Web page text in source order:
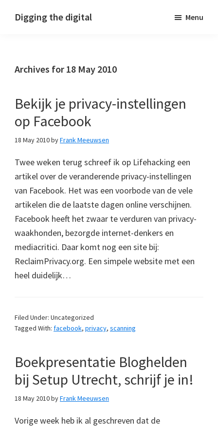
Digging the digital Menu
Archives for 18 May 2010
Bekijk je privacy-instellingen
op Facebook
18 May 2010byFrank Meeuwsen
Twee weken terug schreef ik op Lifehacking een
artikel over de veranderende privacy-instellingen
van Facebook. Het was een voorbode van de vele
artikelen die de laatste dagen online verschijnen.
Facebook heeft het zwaar te verduren van privacy-
waakhonden, bezorgde internet-denkers en
mediacritici. Daar komt nog een site bij:
ReclaimPrivacy.org. Een simpele website met een
heel duidelijk…
Filed Under: Uncategorized
Tagged With: facebook, privacy, scanning
Boekpresentatie Bloghelden
bij Setup Utrecht, schrijf je in!
18 May 2010byFrank Meeuwsen
Vorige week heb ik al geschreven dat de